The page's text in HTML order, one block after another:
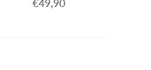
Prix
€49,90€49,90